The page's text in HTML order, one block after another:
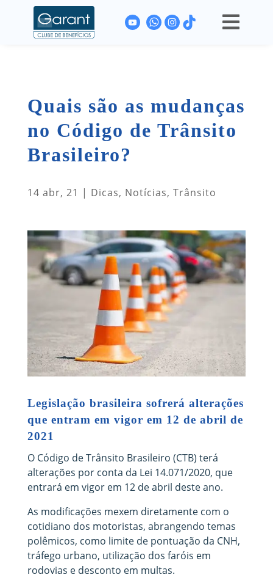

Quais são as mudanças
no Código de Trânsito
Brasileiro?
14 abr, 21 | Dicas, Notícias, Trânsito
Legislação brasileira sofrerá alterações
que entram em vigor em 12 de abril de
2021
O Código de Trânsito Brasileiro (CTB) terá
alterações por conta da Lei 14.071/2020, que
entrará em vigor em 12 de abril deste ano.
As modificações mexem diretamente com o
cotidiano dos motoristas, abrangendo temas
polêmicos, como limite de pontuação da CNH,
tráfego urbano, utilização dos faróis em
rodovias e desconto em multas.